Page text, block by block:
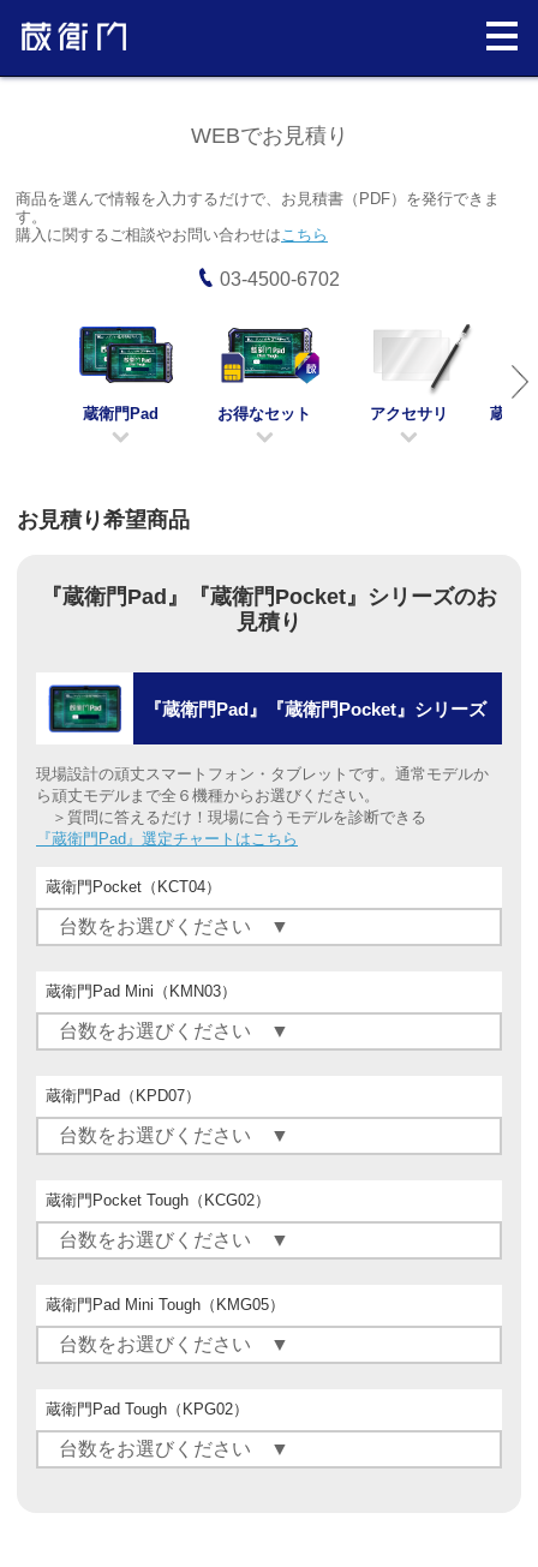
WEBでお見積り
商品を選んで情報を入力するだけで、お見積書（PDF）を発行できま
す。
購入に関するご相談やお問い合わせはこちら
03-4500-6702
蔵衛門Pad お得なセット アクセサリ 蔵衛
お見積り希望商品
『蔵衛門Pad』『蔵衛門Pocket』シリーズのお
見積り
『蔵衛門Pad』『蔵衛門Pocket』シリーズ
現場設計の頑丈スマートフォン・タブレットです。通常モデルか
ら頑丈モデルまで全６機種からお選びください。
＞質問に答えるだけ！現場に合うモデルを診断できる
『蔵衛門Pad』選定チャートはこちら
蔵衛門Pocket（KCT04）
蔵衛門Pad Mini（KMN03）
蔵衛門Pad（KPD07）
蔵衛門Pocket Tough（KCG02）
蔵衛門Pad Mini Tough（KMG05）
蔵衛門Pad Tough（KPG02）